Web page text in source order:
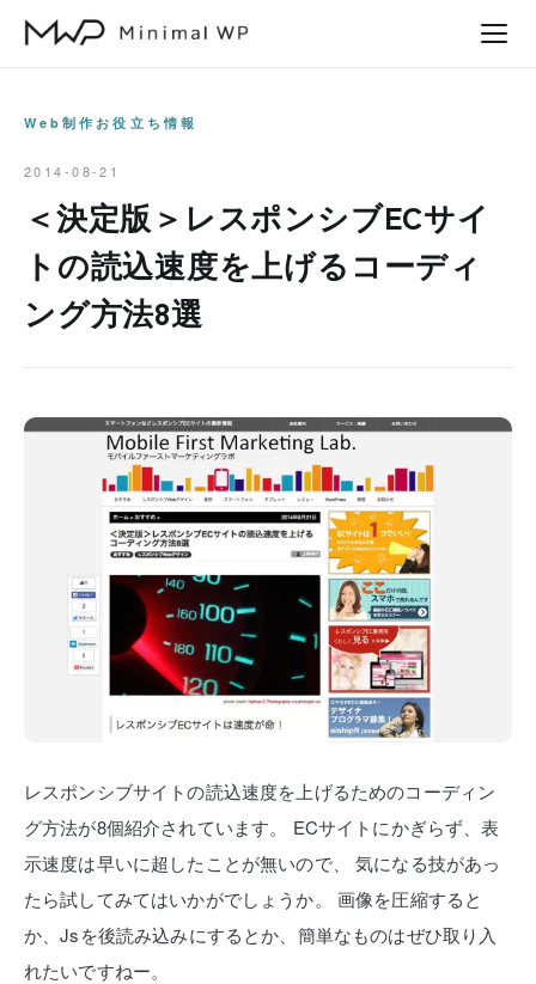
Web制作お役立ち情報
2014-08-21
＜決定版＞レスポンシブECサイ
トの読込速度を上げるコーディ
ング方法8選
レスポンシブサイトの読込速度を上げるためのコーディン
グ方法が8個紹介されています。
ECサイトにかぎらず、表
示速度は早いに超したことが無いので、
気になる技があっ
たら試してみてはいかがでしょうか。
画像を圧縮すると
か、Jsを後読み込みにするとか、簡単なものはぜひ取り入
れたいですねー。